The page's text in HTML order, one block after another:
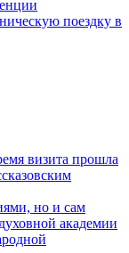
поездку в
визита прошла
но и сам
академии